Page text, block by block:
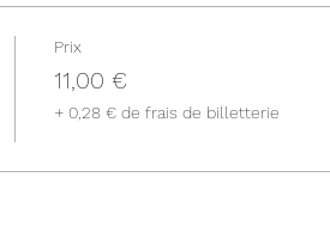
Prix
11,00 €
+ 0,28 € de frais de billetterie